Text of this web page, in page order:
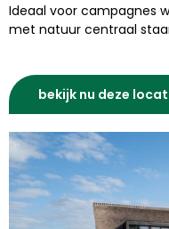
Ideaal voor campagnes
met natuur centraal
bekijk nu deze